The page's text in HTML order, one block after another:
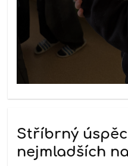
Stříbrný
nejmladších